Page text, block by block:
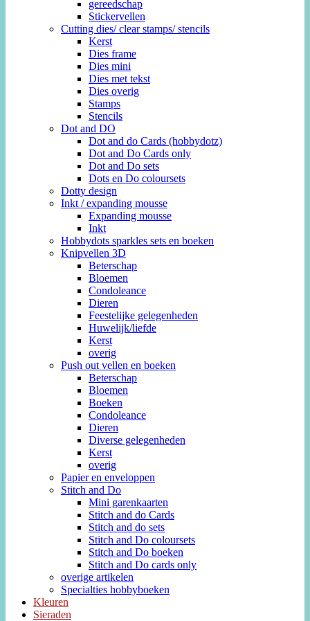
gereedschap
Stickervellen
Cutting dies/ clear stamps/ stencils
Kerst
Dies frame
Dies mini
Dies met tekst
Dies overig
Stamps
Stencils
Dot and DO
Dot and do Cards (hobbydotz)
Dot and Do Cards only
Dot and Do sets
Dots en Do coloursets
Dotty design
Inkt / expanding mousse
Expanding mousse
Inkt
Hobbydots sparkles sets en boeken
Knipvellen 3D
Beterschap
Bloemen
Condoleance
Dieren
Feestelijke gelegenheden
Huwelijk/liefde
Kerst
overig
Push out vellen en boeken
Beterschap
Bloemen
Boeken
Condoleance
Dieren
Diverse gelegenheden
Kerst
overig
Papier en enveloppen
Stitch and Do
Mini garenkaarten
Stitch and do Cards
Stitch and do sets
Stitch and Do coloursets
Stitch and Do boeken
Stitch and Do cards only
overige artikelen
Specialties hobbyboeken
Kleuren
Sieraden